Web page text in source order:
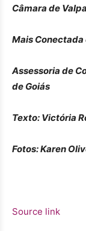
Câmara de
Mais Conectada
Assessoria de
de Goiás
Texto: Victória
Fotos: Karen
Source link